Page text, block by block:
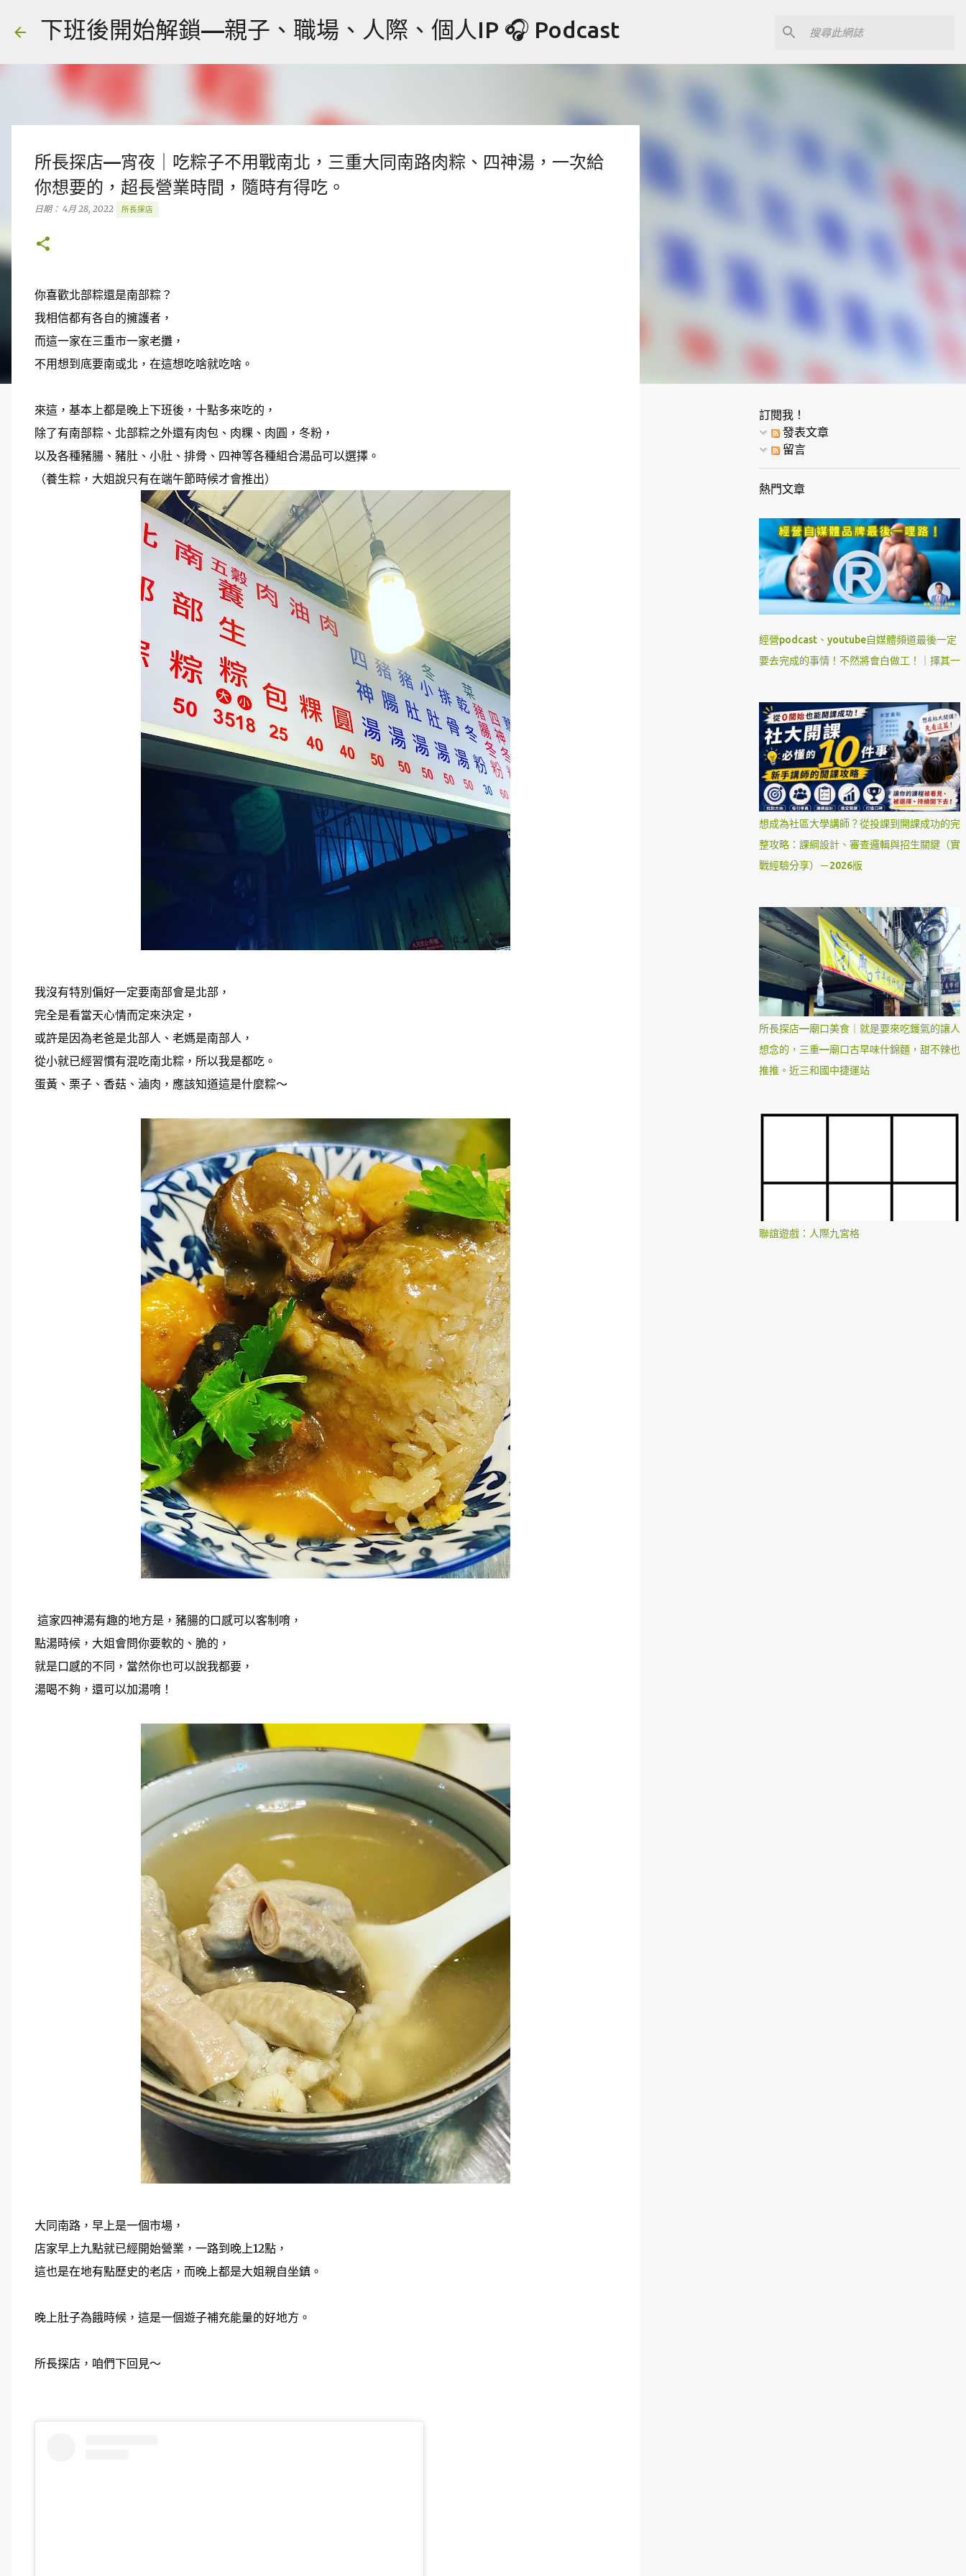
跳到主要內容
下班後開始解鎖—親子、職場、人際、個人IP 🎧 Podcast
所長探店—宵夜｜吃粽子不用戰南北，三重大同南路肉粽、四神湯，一次給
你想要的，超長營業時間，隨時有得吃。
日期： 4月 28, 2022 所長探店
你喜歡北部粽還是南部粽？
我相信都有各自的擁護者，
而這一家在三重市一家老攤，
不用想到底要南或北，在這想吃啥就吃啥。
來這，基本上都是晚上下班後，十點多來吃的，
除了有南部粽、北部粽之外還有肉包、肉粿、肉圓，冬粉，
以及各種豬腸、豬肚、小肚、排骨、四神等各種組合湯品可以選擇。
（養生粽，大姐說只有在端午節時候才會推出）
我沒有特別偏好一定要南部會是北部，
完全是看當天心情而定來決定，
或許是因為老爸是北部人、老媽是南部人，
從小就已經習慣有混吃南北粽，所以我是都吃。
蛋黃、栗子、香菇、滷肉，應該知道這是什麼粽～
這家四神湯有趣的地方是，豬腸的口感可以客制唷，
點湯時候，大姐會問你要軟的、脆的，
就是口感的不同，當然你也可以說我都要，
湯喝不夠，還可以加湯唷！
大同南路，早上是一個市場，
店家早上九點就已經開始營業，一路到晚上12點，
這也是在地有點歷史的老店，而晚上都是大姐親自坐鎮。
晚上肚子為餓時候，這是一個遊子補充能量的好地方。
所長探店，咱們下回見～
訂閱我！
發表文章
留言
熱門文章
經營podcast、youtube自媒體頻道最後一定
要去完成的事情！不然將會白做工！｜擇其一
想成為社區大學講師？從投課到開課成功的完
整攻略：課綱設計、審查邏輯與招生關鍵（實
戰經驗分享）－2026版
所長探店—廟口美食｜就是要來吃鑊氣的讓人
想念的，三重—廟口古早味什錦麵，甜不辣也
推推。近三和國中捷運站
聯誼遊戲：人際九宮格